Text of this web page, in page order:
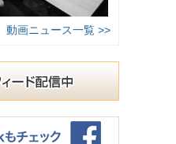
動画ニュース一覧 >>